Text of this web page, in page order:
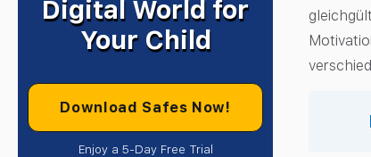
Digital World for
Your Child
Download Safes Now!
Enjoy a 5-Day Free Trial